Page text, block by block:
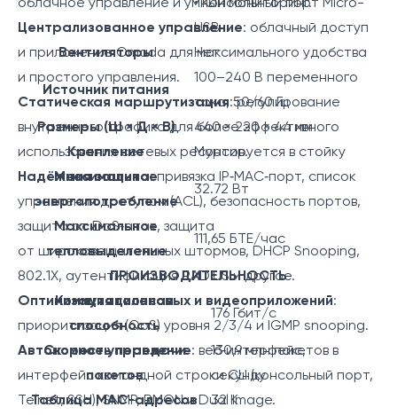
облачное управление и умный мониторинг.
Централизованное управление: облачный доступ
и приложение Omada для максимального удобства
и простого управления.
Статическая маршрутизация: регулирование
внутреннего трафика для более эффективного
использования сетевых ресурсов.
Надёжная защита: привязка IP‑MAC‑порт, список
управления доступом (ACL), безопасность портов,
защита от DoS‑атак, защита
от широковещательных штормов, DHCP Snooping,
802.1X, аутентификация RADIUS и другое.
Оптимизация голосовых и видеоприложений:
приоритизация (QoS) уровня 2/3/4 и IGMP snooping.
Автономное управление: веб‑интерфейс,
интерфейс командной строки CLI (консольный порт,
Telnet, SSH), SNMP, RMON и Dual Image.
• Консольный порт Micro-
USB
Вентиляторы
Нет
Источник питания
100–240 В переменного
тока, 50/60 Гц
Размеры (Ш × Д × В)
440 × 220 × 44 мм
Крепление
Монтируется в стойку
Максимальное
энергопотребление
32.72 Вт
Максимальное
тепловыделение
111,65 БТЕ/час
ПРОИЗВОДИТЕЛЬНОСТЬ
Коммутационная
способность
176 Гбит/с
Скорость передачи
пакетов
130,9 млн пакетов в
секунду
Таблица МАС-адресов
32 K